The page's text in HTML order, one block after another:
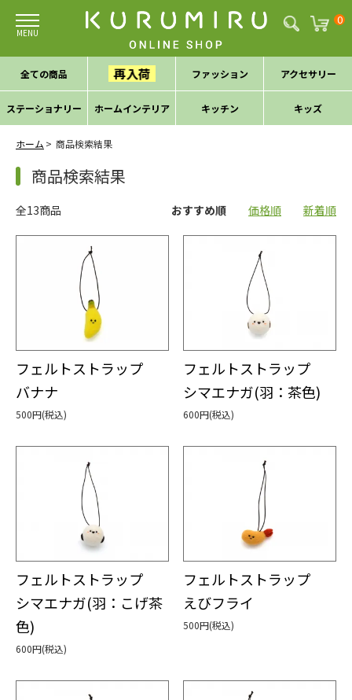
0
全ての商品 再入荷 ファッション アクセサリー
ステーショナリー ホームインテリア キッチン キッズ
ホーム 商品検索結果
商品検索結果
全13商品 おすすめ順 価格順 新着順
フェルトストラップ
バナナ
500円(税込)
フェルトストラップ
シマエナガ(羽：茶色)
600円(税込)
フェルトストラップ
シマエナガ(羽：こげ茶
色)
600円(税込)
フェルトストラップ
えびフライ
500円(税込)